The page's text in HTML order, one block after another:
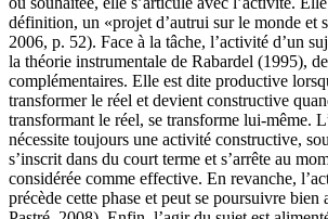
définition, un «projet d’autrui sur le monde et
2006, p. 52). Face à la tâche, l’activité d’un
la théorie instrumentale de Rabardel (1995),
complémentaires. Elle est dite productive
transformer le réel et devient constructive
transformant le réel, se transforme lui-même.
nécessite toujours une activité constructive,
s’inscrit dans du court terme et s’arrête au
considérée comme effective. En revanche,
précède cette phase et peut se poursuivre